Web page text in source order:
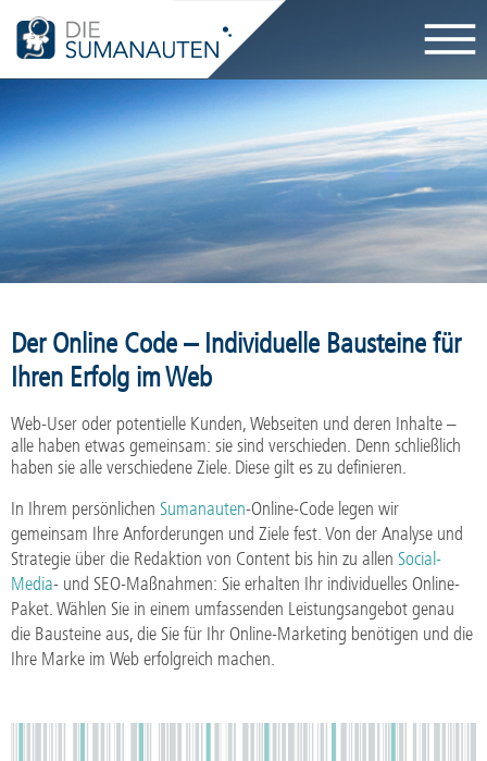
Der Online Code – Individuelle Bausteine für
Ihren Erfolg im Web
Web-User oder potentielle Kunden, Webseiten und deren Inhalte –
alle haben etwas gemeinsam: sie sind verschieden. Denn schließlich
haben sie alle verschiedene Ziele. Diese gilt es zu definieren.
In Ihrem persönlichen Sumanauten-Online-Code legen wir
gemeinsam Ihre Anforderungen und Ziele fest. Von der Analyse und
Strategie über die Redaktion von Content bis hin zu allen Social-
Media- und SEO-Maßnahmen: Sie erhalten Ihr individuelles Online-
Paket. Wählen Sie in einem umfassenden Leistungsangebot genau
die Bausteine aus, die Sie für Ihr Online-Marketing benötigen und die
Ihre Marke im Web erfolgreich machen.